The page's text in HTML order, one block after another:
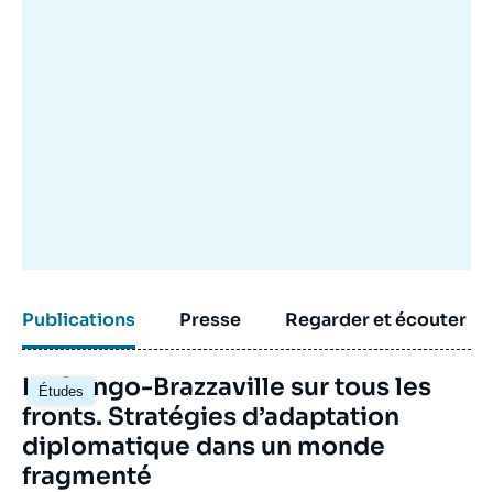
Publications Presse Regarder et écouter
Études
Image
principale
Le Congo-Brazzaville sur tous les
fronts. Stratégies d’adaptation
diplomatique dans un monde
fragmenté